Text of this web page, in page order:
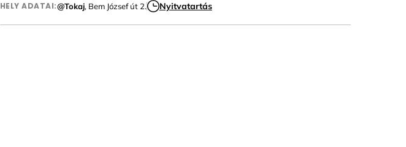
HELY ADATAI:@Tokaj, Bem József út 2. Nyitvatartás